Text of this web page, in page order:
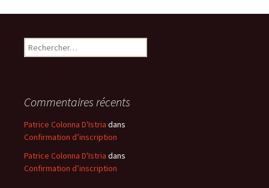
Rechercher :
Commentaires récents
Patrice Colonna D'Istria dans
Confirmation d’inscription
Patrice Colonna D'Istria dans
Confirmation d’inscription